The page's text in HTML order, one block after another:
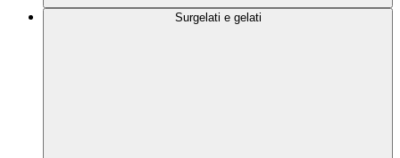
Surgelati e gelati